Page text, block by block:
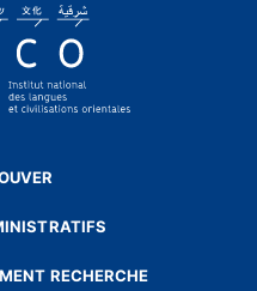
RECHERCHE